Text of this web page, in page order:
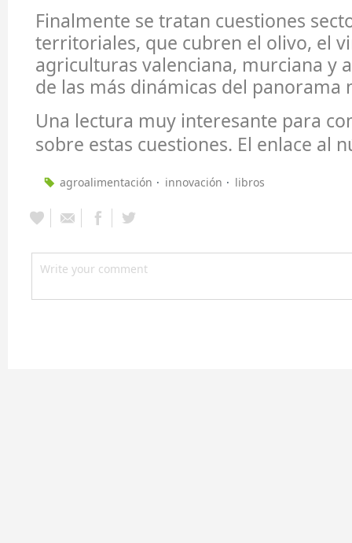
Finalmente se tratan cuestiones
territoriales, que cubren el olivo, el
agriculturas valenciana, murciana y
de las más dinámicas del panorama
Una lectura muy interesante para
sobre estas cuestiones. El enlace al
agroalimentación innovación libros